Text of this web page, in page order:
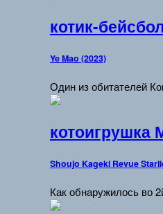
котик-
Ye Mao (2023)
Один из обитателей
котоигрушка
Shoujo Kageki Revue
Как обнаружилось во